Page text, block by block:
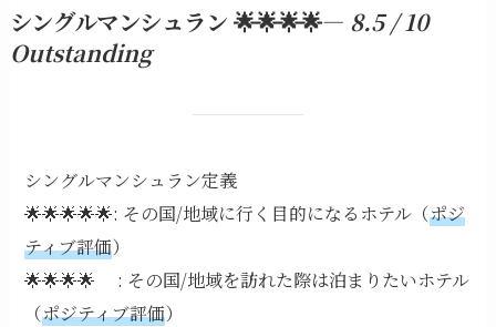
シングルマンシュラン 🌟🌟🌟🌟— 8.5 / 10
Outstanding
シングルマンシュラン定義
🌟🌟🌟🌟🌟: その国/地域に行く目的になるホテル（ポジ
ティブ評価）
🌟🌟🌟🌟 : その国/地域を訪れた際は泊まりたいホテル
（ポジティブ評価）